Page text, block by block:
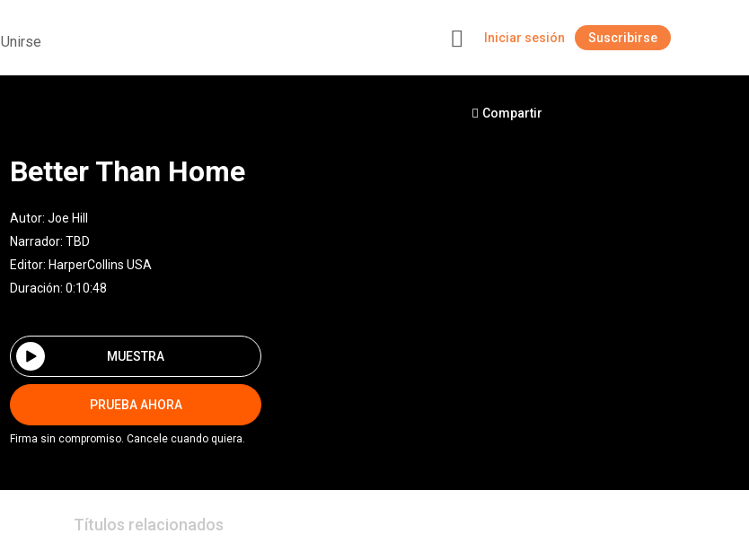
Unirse Iniciar sesión Suscribirse
Compartir
Better Than Home
Autor: Joe Hill
Narrador: TBD
Editor: HarperCollins USA
Duración: 0:10:48
MUESTRA
PRUEBA AHORA
Firma sin compromiso. Cancele cuando quiera.
Títulos relacionados